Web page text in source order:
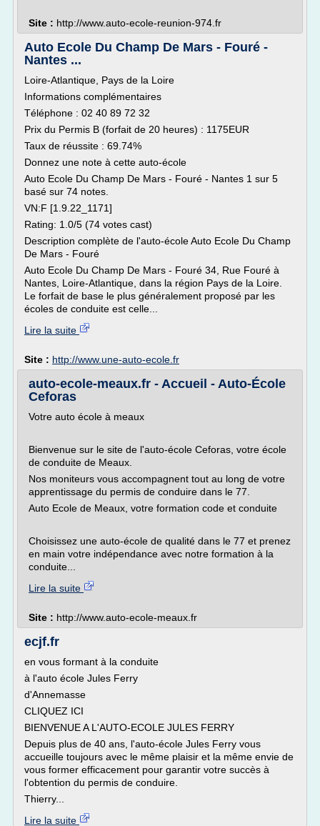
Site : http://www.auto-ecole-reunion-974.fr
Auto Ecole Du Champ De Mars - Fouré -
Nantes ...
Loire-Atlantique, Pays de la Loire
Informations complémentaires
Téléphone : 02 40 89 72 32
Prix du Permis B (forfait de 20 heures) : 1175EUR
Taux de réussite : 69.74%
Donnez une note à cette auto-école
Auto Ecole Du Champ De Mars - Fouré - Nantes 1 sur 5
basé sur 74 notes.
VN:F [1.9.22_1171]
Rating: 1.0/5 (74 votes cast)
Description complète de l'auto-école Auto Ecole Du Champ
De Mars - Fouré
Auto Ecole Du Champ De Mars - Fouré 34, Rue Fouré à
Nantes, Loire-Atlantique, dans la région Pays de la Loire.
Le forfait de base le plus généralement proposé par les
écoles de conduite est celle...
Lire la suite
Site : http://www.une-auto-ecole.fr
auto-ecole-meaux.fr - Accueil - Auto-École
Ceforas
Votre auto école à meaux
Bienvenue sur le site de l'auto-école Ceforas, votre école
de conduite de Meaux.
Nos moniteurs vous accompagnent tout au long de votre
apprentissage du permis de conduire dans le 77.
Auto Ecole de Meaux, votre formation code et conduite
Choisissez une auto-école de qualité dans le 77 et prenez
en main votre indépendance avec notre formation à la
conduite...
Lire la suite
Site : http://www.auto-ecole-meaux.fr
ecjf.fr
en vous formant à la conduite
à l'auto école Jules Ferry
d'Annemasse
CLIQUEZ ICI
BIENVENUE A L'AUTO-ECOLE JULES FERRY
Depuis plus de 40 ans, l'auto-école Jules Ferry vous
accueille toujours avec le même plaisir et la même envie de
vous former efficacement pour garantir votre succès à
l'obtention du permis de conduire.
Thierry...
Lire la suite